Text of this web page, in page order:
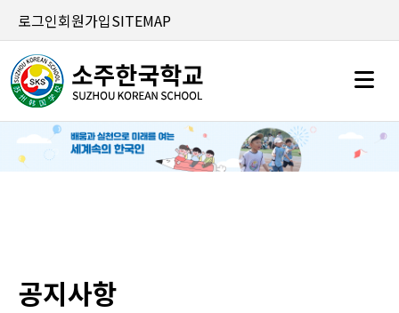
로그인회원가입SITEMAP
공지사항